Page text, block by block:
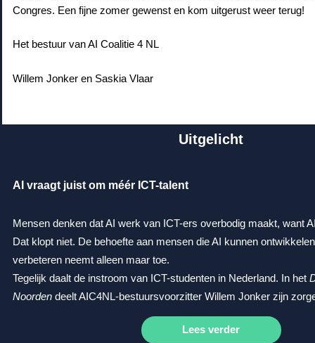
Congres. Een fijne zomer gewenst en kom uitgerust weer terug!
Het bestuur van AI Coalitie 4 NL
Willem Jonker en Saskia Vlaar
Uitgelicht
AI vraagt juist om méér ICT-talent
Mensen denken dat AI werk van ICT-ers overbodig maakt, want
Dat klopt niet. De behoefte aan mensen die AI kunnen
verbeteren neemt alleen maar toe.
Tegelijk daalt de instroom van ICT-studenten in Nederland.
In het
Noorden deelt AIC4NL-bestuursvoorzitter Willem Jonker zijn
Lees verder